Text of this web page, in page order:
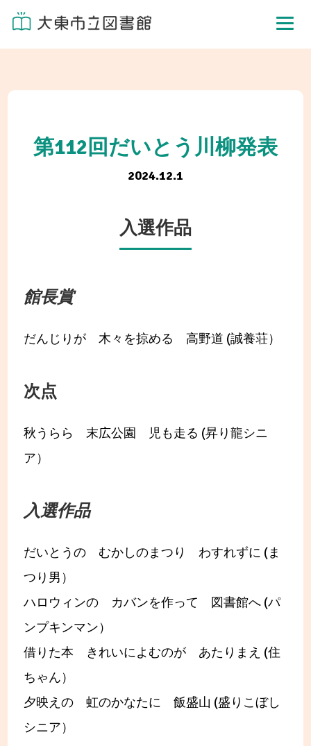
第112回だいとう川柳発表
2024.12.1
入選作品
館長賞
だんじりが 木々を掠める 高野道 (誠養荘）
次点
秋うらら 末広公園 児も走る (昇り龍シニ
ア）
入選作品
だいとうの むかしのまつり わすれずに (ま
つり男）
ハロウィンの カバンを作って 図書館へ (パ
ンプキンマン）
借りた本 きれいによむのが あたりまえ (住
ちゃん）
夕映えの 虹のかなたに 飯盛山 (盛りこぼし
シニア）